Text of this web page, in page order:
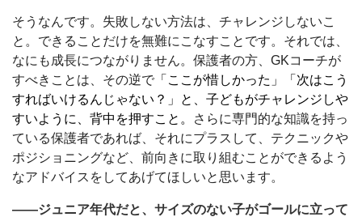
そうなんです。失敗しない方法は、チャレンジしないこ
と。できることだけを無難にこなすことです。それでは、
なにも成長につながりません。保護者の方、GKコーチが
すべきことは、その逆で 「ここが惜しかった」「次はこう
すればいけるんじゃない？」と、子どもがチャレンジしや
すいように、背中を押すこと。
さらに専門的な知識を持っ
ている保護者であれば、それにプラスして、テクニックや
ポジショニングなど、前向きに取り組むことができるよう
なアドバイスをしてあげてほしいと思います。
――ジュニア年代だと、サイズのない子がゴールに立って